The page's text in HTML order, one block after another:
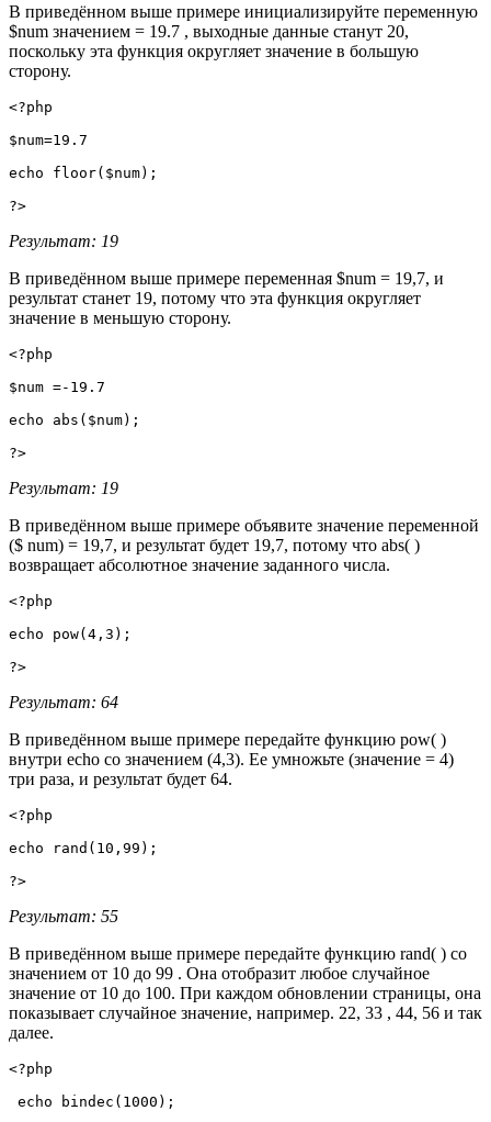
В приведённом выше примере инициализируйте переменную
$num значением = 19.7 , выходные данные станут 20,
поскольку эта функция округляет значение в большую
сторону.
<?php
$num=19.7
echo floor($num);
?>
Результат: 19
В приведённом выше примере переменная $num = 19,7, и
результат станет 19, потому что эта функция округляет
значение в меньшую сторону.
<?php
$num =-19.7
echo abs($num);
?>
Результат: 19
В приведённом выше примере объявите значение переменной
($ num) = 19,7, и результат будет 19,7, потому что abs( )
возвращает абсолютное значение заданного числа.
<?php
echo pow(4,3);
?>
Результат: 64
В приведённом выше примере передайте функцию pow( )
внутри echo со значением (4,3). Ее умножьте (значение = 4)
три раза, и результат будет 64.
<?php
echo rand(10,99);
?>
Результат: 55
В приведённом выше примере передайте функцию rand( ) со
значением от 10 до 99 . Она отобразит любое случайное
значение от 10 до 100. При каждом обновлении страницы, она
показывает случайное значение, например. 22, 33 , 44, 56 и так
далее.
<?php
echo bindec(1000);